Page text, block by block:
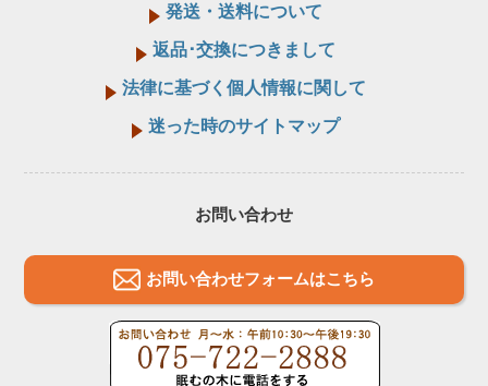
発送・送料について
返品･交換につきまして
法律に基づく個人情報に関して
迷った時のサイトマップ
お問い合わせ
お問い合わせフォームはこちら